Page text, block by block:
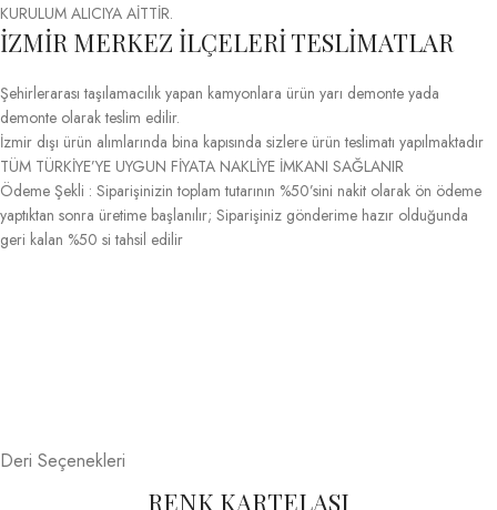
KURULUM ALICIYA AİTTİR.
İZMİR MERKEZ İLÇELERİ TESLİMATLAR
Şehirlerarası taşılamacılık yapan kamyonlara ürün yarı demonte yada
demonte olarak teslim edilir.
İzmir dışı ürün alımlarında bina kapısında sizlere ürün teslimatı yapılmaktadır
TÜM TÜRKİYE’YE UYGUN FİYATA NAKLİYE İMKANI SAĞLANIR
Ödeme Şekli : Siparişinizin toplam tutarının %50’sini nakit olarak ön ödeme
yaptıktan sonra üretime başlanılır; Siparişiniz gönderime hazır olduğunda
geri kalan %50 si tahsil edilir
Deri Seçenekleri
RENK KARTELASI